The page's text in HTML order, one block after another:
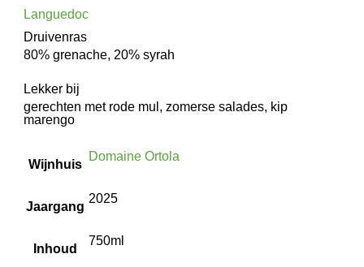
Languedoc
Druivenras
80% grenache, 20% syrah
Lekker bij
gerechten met rode mul, zomerse salades, kip
marengo
Wijnhuis
Domaine Ortola
Jaargang
2025
Inhoud
750ml